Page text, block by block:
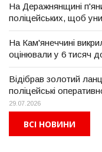
На Деражнянщині
поліцейських, щоб
На Кам'янеччині
оцінювали у 6 тисяч
Відібрав золотий
поліцейські
29.07.2026
ВСІ НОВИНИ